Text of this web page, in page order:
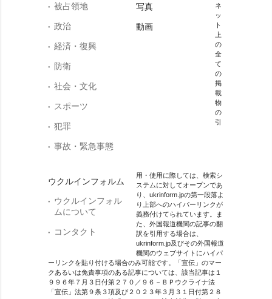
被占領地
政治
経済・復興
防衛
社会・文化
スポーツ
犯罪
事故・緊急事態
ウクルインフォルム
ウクルインフォル
ムについて
コンタクト
写真
動画
ネ
ッ
ト
上
の
全
て
の
掲
載
物
の
引
用・使用に際しては、検索シ
ステムに対してオープンであ
り、ukrinform.jpの第一段落よ
り上部へのハイパーリンクが
義務付けてられています。ま
た、外国報道機関の記事の翻
訳を引用する場合は、
ukrinform.jp及びその外国報道
機関のウェブサイトにハイパ
ーリンクを貼り付ける場合のみ可能です。「宣伝」のマー
クあるいは免責事項のある記事については、該当記事は１
９９６年７月３日付第２７０／９６－ＢＰウクライナ法
「宣伝」法第９条３項及び２０２３年３月３１日付第２８